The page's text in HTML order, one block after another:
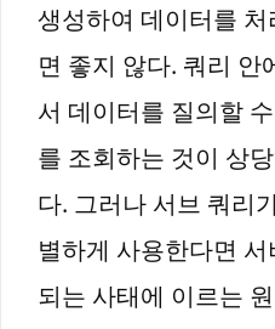
생성하여 데이터를
면 좋지 않다. 쿼리 안
서 데이터를 질의할
를 조회하는 것이 상
다. 그러나 서브 쿼리
별하게 사용한다면
되는 사태에 이르는